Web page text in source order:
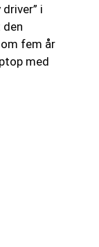
i
fem år
med